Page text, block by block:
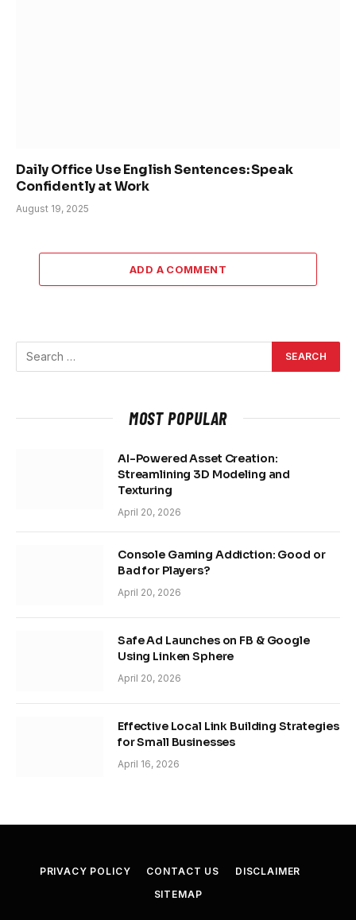
Daily Office Use English Sentences: Speak
Confidently at Work
August 19, 2025
ADD A COMMENT
MOST POPULAR
AI-Powered Asset Creation:
Streamlining 3D Modeling and
Texturing
April 20, 2026
Console Gaming Addiction: Good or
Bad for Players?
April 20, 2026
Safe Ad Launches on FB & Google
Using Linken Sphere
April 20, 2026
Effective Local Link Building Strategies
for Small Businesses
April 16, 2026
PRIVACY POLICY CONTACT US
DISCLAIMER
SITEMAP